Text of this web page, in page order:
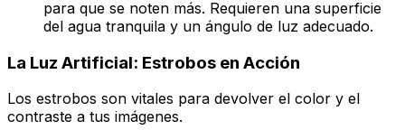
para que se noten más. Requieren una superficie
del agua tranquila y un ángulo de luz adecuado.
La Luz Artificial: Estrobos en Acción
Los estrobos son vitales para devolver el color y el
contraste a tus imágenes.